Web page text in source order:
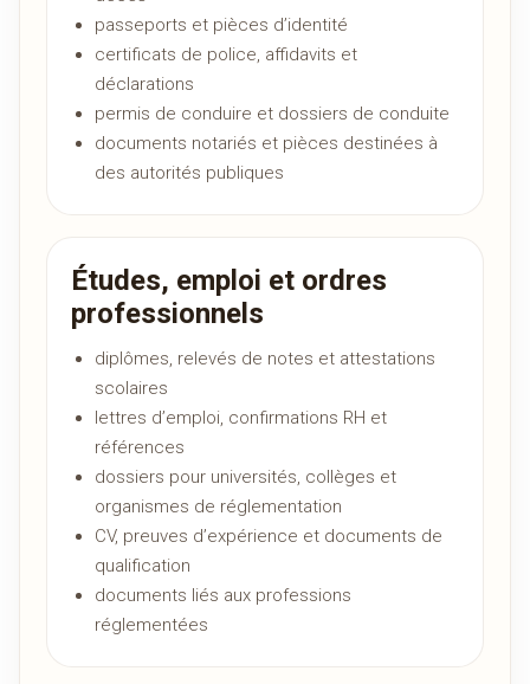
passeports et pièces d’identité
certificats de police, affidavits et
déclarations
permis de conduire et dossiers de conduite
documents notariés et pièces destinées à
des autorités publiques
Études, emploi et ordres
professionnels
diplômes, relevés de notes et attestations
scolaires
lettres d’emploi, confirmations RH et
références
dossiers pour universités, collèges et
organismes de réglementation
CV, preuves d’expérience et documents de
qualification
documents liés aux professions
réglementées